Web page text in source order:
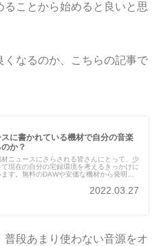
ることから始めると良いと思
なるのか、こちらの記事で
に書かれている機材で自分の音楽
か？
材ニュースにさらされる皆さんにとって、少
て現在の自分の宅録環境を考えるきっかけに
す。無料のDAWや安価な機材から発明さ
を持っているかだと思います。2022.03.27
段あまり使わない音源をオ